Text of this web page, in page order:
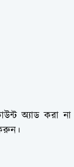
অ্যাড করা